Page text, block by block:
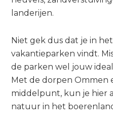
landerijen.
Niet gek dus dat je in
vakantieparken vindt.
de parken wel jouw
Met de dorpen Ommen
middelpunt, kun je hier
natuur in het